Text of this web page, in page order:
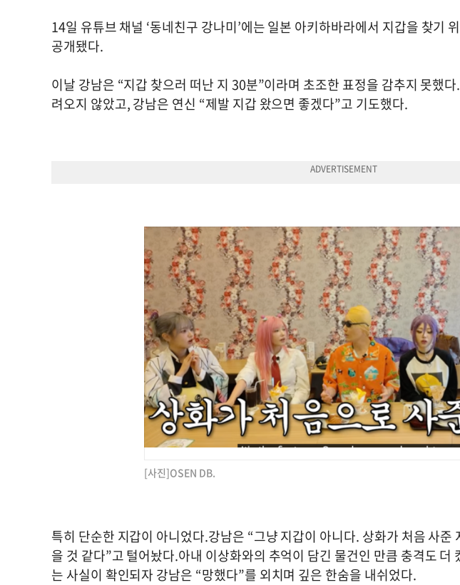
14일 유튜브 채널 ‘동네친구 강나미’에는 일본 아키하바라에서 지갑을 찾기
공개됐다.
이날 강남은 “지갑 찾으러 떠난 지 30분”이라며 초조한 표정을 감추지 못했
려오지 않았고, 강남은 연신 “제발 지갑 왔으면 좋겠다”고 기도했다.
[사진]OSEN DB.
특히 단순한 지갑이 아니었다.강남은 “그냥 지갑이 아니다. 상화가 처음 사준
을 것 같다”고 털어놨다.아내 이상화와의 추억이 담긴 물건인 만큼 충격도 더
는 사실이 확인되자 강남은 “망했다”를 외치며 깊은 한숨을 내쉬었다.